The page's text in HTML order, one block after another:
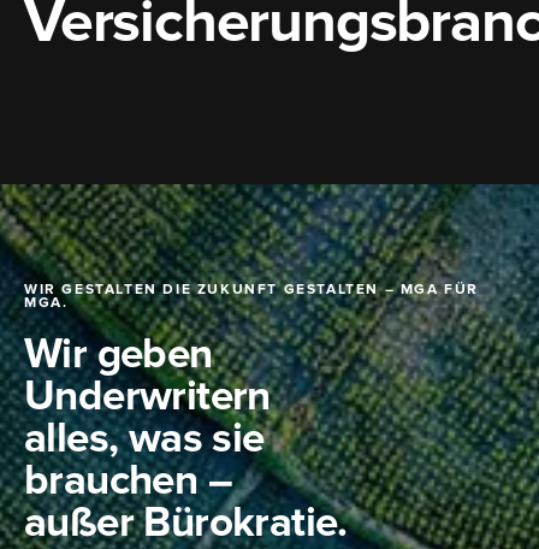
DATENSCHUTZERKLÄRUNG
LINKEDIN
COOKIE-RICHTLINIE
WIR GESTALTEN DIE ZUKUNFT GESTALTEN – MGA FÜR
MGA.
Wir geben
Underwritern
alles, was sie
brauchen –
außer Bürokratie.